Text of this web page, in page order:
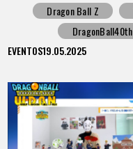
Dragon Ball Z
DragonBall40th
EVENTOS19.05.2025